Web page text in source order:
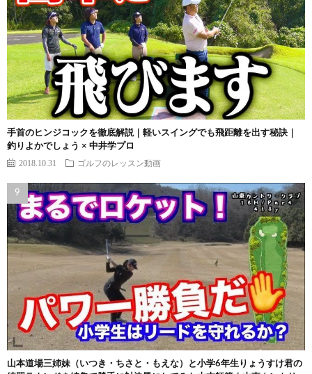
手首のヒンジコックを徹底解説｜軽いスイングでも飛距離を出す秘訣｜
釣りよかでしょう × 中井学プロ
2018.10.31 ゴルフのレッスン動画
山本道場三姉妹（いつき・ちさと・もえな）と小学6年生りょうすけ君の